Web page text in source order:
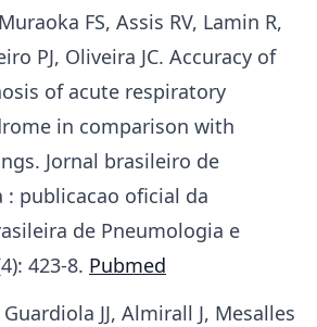
FS, Assis RV, Lamin R,
PJ, Oliveira JC. Accuracy of
of acute respiratory
in comparison with
Jornal brasileiro de
: publicacao oficial da
de Pneumologia e
423-8. Pubmed
JJ, Almirall J, Mesalles